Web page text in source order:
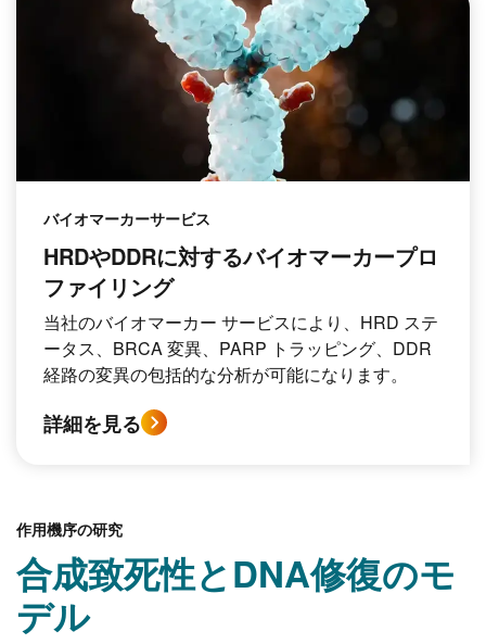
バイオマーカーサービス
HRDやDDRに対するバイオマーカープロ
ファイリング
当社のバイオマーカー サービスにより、HRD ステ
ータス、BRCA 変異、PARP トラッピング、DDR
経路の変異の包括的な分析が可能になります。
詳細を見る
作用機序の研究
合成致死性とDNA修復のモ
デル